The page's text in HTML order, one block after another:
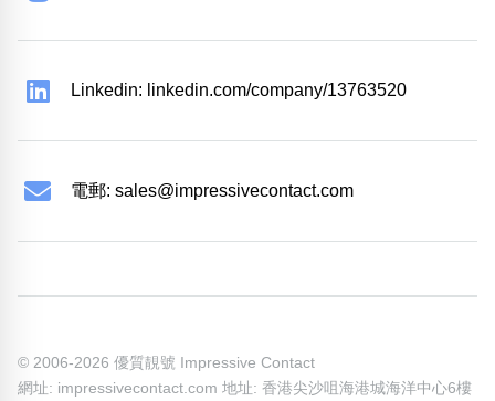
Linkedin: linkedin.com/company/13763520
電郵: sales@impressivecontact.com
© 2006-2026 優質靚號 Impressive Contact
網址: impressivecontact.com 地址: 香港尖沙咀海港城海洋中心6樓